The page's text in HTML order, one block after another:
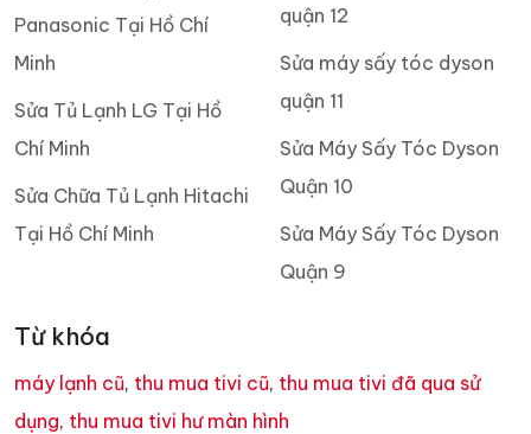
Panasonic Tại Hồ Chí
Minh
Sửa Tủ Lạnh LG Tại Hồ
Chí Minh
Sửa Chữa Tủ Lạnh Hitachi
Tại Hồ Chí Minh
quận 12
Sửa máy sấy tóc dyson
quận 11
Sửa Máy Sấy Tóc Dyson
Quận 10
Sửa Máy Sấy Tóc Dyson
Quận 9
Từ khóa
máy lạnh cũ, thu mua tivi cũ, thu mua tivi đã qua sử
dụng, thu mua tivi hư màn hình